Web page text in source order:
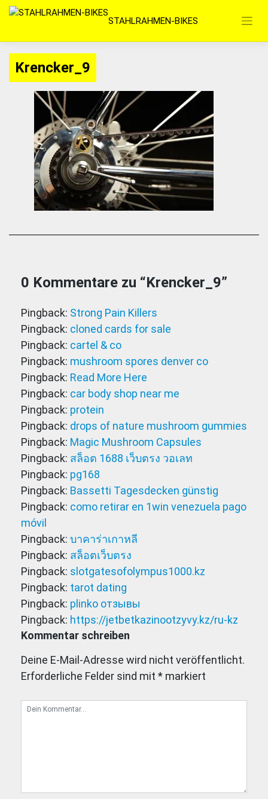
Zum
springen
STAHLRAHMEN-BIKES
Krencker_9
0 Kommentare zu “Krencker_9”
Pingback: Strong Pain Killers
Pingback: cloned cards for sale​
Pingback: cartel & co
Pingback: mushroom spores denver co
Pingback: Read More Here
Pingback: car body shop near me
Pingback: protein
Pingback: drops of nature mushroom gummies
Pingback: Magic Mushroom Capsules
Pingback: สล็อต 1688 เว็บตรง วอเลท
Pingback: pg168
Pingback: Bassetti Tagesdecken günstig
Pingback: como retirar en 1win venezuela pago
móvil
Pingback: บาคาร่าเกาหลี
Pingback: สล็อตเว็บตรง
Pingback: slotgatesofolympus1000.kz
Pingback: tarot dating
Pingback: plinko отзывы
Pingback: https://jetbetkazinootzyvy.kz/ru-kz
Kommentar schreiben
Deine E-Mail-Adresse wird nicht veröffentlicht.
Erforderliche Felder sind mit * markiert